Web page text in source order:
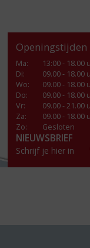
Openingstijden
Ma:
13:00 - 18.00
Di:
09.00 - 18.00
Wo:
09.00 - 18.00
Do:
09.00 - 18.00
Vr:
09.00 - 21.00
Za:
09.00 - 18.00
Zo:
Gesloten
NIEUWSBRIEF
Schrijf je hier in